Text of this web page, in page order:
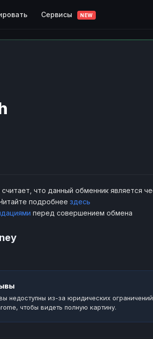
Сервисы NEW
что данный обменник является
подробнее здесь
перед совершением обмена
недоступны из-за юридических
чтобы видеть полную картину.